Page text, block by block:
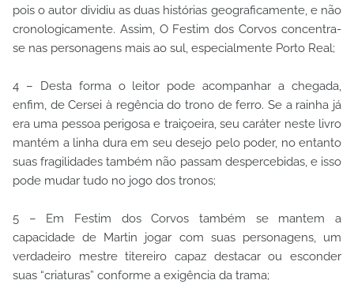
pois o autor dividiu as duas histórias geograficamente, e não
cronologicamente. Assim, O Festim dos Corvos concentra-
se nas personagens mais ao sul, especialmente Porto Real;
4 – Desta forma o leitor pode acompanhar a chegada,
enfim, de Cersei à regência do trono de ferro. Se a rainha já
era uma pessoa perigosa e traiçoeira, seu caráter neste livro
mantém a linha dura em seu desejo pelo poder, no entanto
suas fragilidades também não passam despercebidas, e isso
pode mudar tudo no jogo dos tronos;
5 – Em Festim dos Corvos também se mantem a
capacidade de Martin jogar com suas personagens, um
verdadeiro mestre titereiro capaz destacar ou esconder
suas “criaturas” conforme a exigência da trama;